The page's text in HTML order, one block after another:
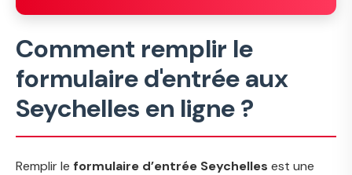
Comment remplir le
formulaire d'entrée aux
Seychelles en ligne ?
Remplir le formulaire d’entrée Seychelles est une